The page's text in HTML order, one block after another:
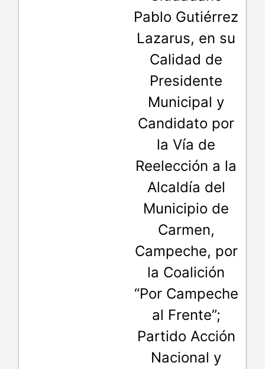
Pablo Gutiérrez
Lazarus, en su
Calidad de
Presidente
Municipal y
Candidato por
la Vía de
Reelección a la
Alcaldía del
Municipio de
Carmen,
Campeche, por
la Coalición
“Por Campeche
al Frente”;
Partido Acción
Nacional y